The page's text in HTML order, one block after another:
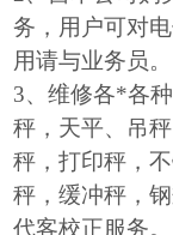
务，用户可对
用请与业务员。
3、维修各*各
秤，天平、吊
秤，打印秤，
秤，缓冲秤，
代客校正服务。